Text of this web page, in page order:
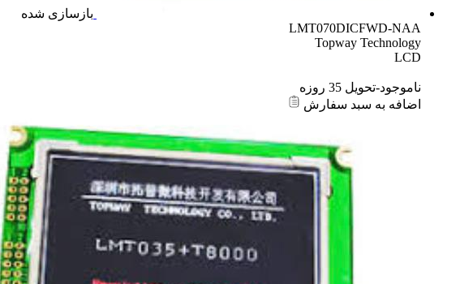
بازسازی شده
LMT070DICFWD-NAA
Topway Technology
LCD
ناموجود-تحویل 35 روزه
اضافه به سبد سفارش